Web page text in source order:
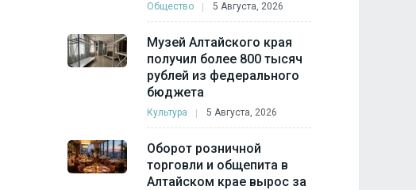
Общество 5 Августа, 2026
Музей Алтайского края
получил более 800 тысяч
рублей из федерального
бюджета
Культура 5 Августа, 2026
Оборот розничной
торговли и общепита в
Алтайском крае вырос за